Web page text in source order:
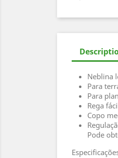
Neblina
Para
Para
Rega
Copo
Pode